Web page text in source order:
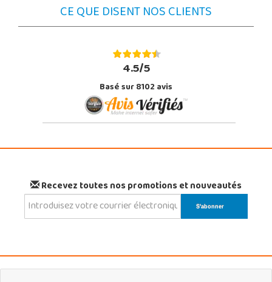
CE QUE DISENT NOS CLIENTS
4.5/5
Basé sur 8102 avis
Recevez toutes nos promotions et nouveautés